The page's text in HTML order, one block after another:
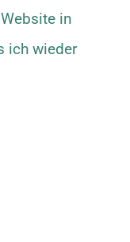
in
ich wieder